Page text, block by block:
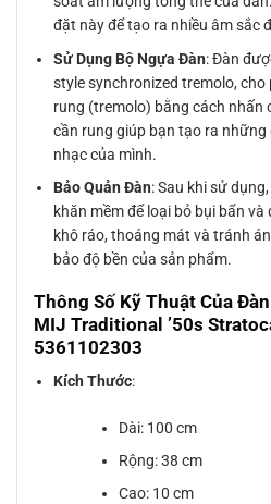
đặt này để tạo ra nhiều âm sắc
Sử Dụng Bộ Ngựa Đàn: Đàn
style synchronized tremolo,
rung (tremolo) bằng cách nhấn
cần rung giúp bạn tạo ra những
nhạc của mình.
Bảo Quản Đàn: Sau khi sử
khăn mềm để loại bỏ bụi bẩn
khô ráo, thoáng mát và tránh
bảo độ bền của sản phẩm.
Thông Số Kỹ Thuật Của
MIJ Traditional ’50s
5361102303
Kích Thước:
Dài: 100 cm
Rộng: 38 cm
Cao: 10 cm